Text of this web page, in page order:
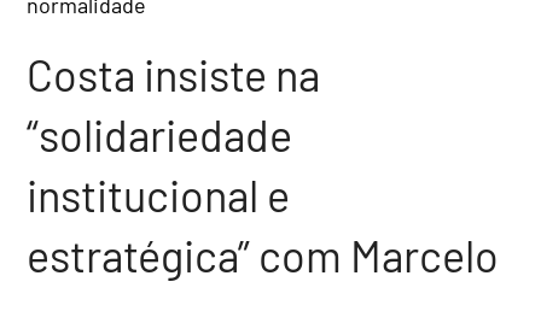
Costa insiste na
“solidariedade
institucional e
estratégica” com Marcelo